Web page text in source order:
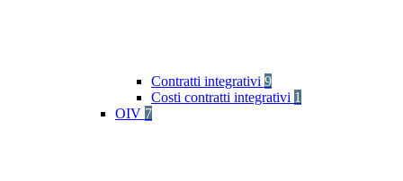
Contratti integrativi 9
Costi contratti integrativi 1
OIV 7